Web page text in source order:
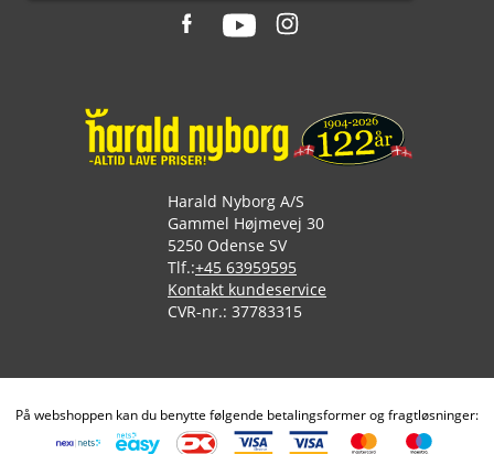
Harald Nyborg A/S
Gammel Højmevej 30
5250 Odense SV
Tlf.:+45 63959595
Kontakt kundeservice
CVR-nr.: 37783315
På webshoppen kan du benytte følgende betalingsformer og fragtløsninger: